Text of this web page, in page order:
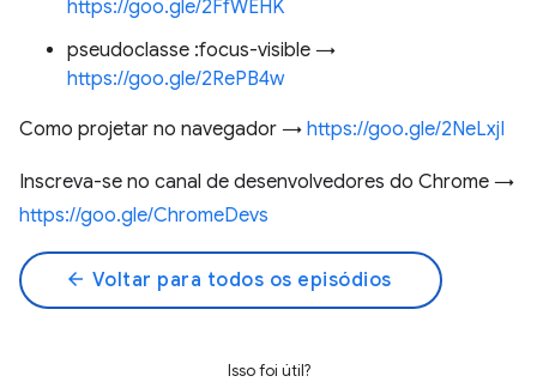
https://goo.gle/2FfWEHK
pseudoclasse :focus-visible →
https://goo.gle/2RePB4w
Como projetar no navegador → https://goo.gle/2NeLxjI
Inscreva-se no canal de desenvolvedores do Chrome →
https://goo.gle/ChromeDevs
arrow_back Voltar para todos os episódios
Isso foi útil?